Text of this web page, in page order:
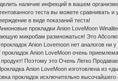
наличие инфекций в вашем
теста вы можете сравнивать
в виде показаний теста!
прокладки Anion LoveMoon
микробам размножаться! Это
прокладок Anion Lovemoon нет аналогов
Anion LoveMoon очень
продукт! Поэтому это Очень Легко
Anion LoveMoon изготовлена из
прокладок исключительно